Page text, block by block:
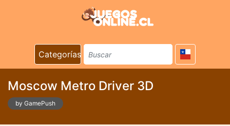
Categorías
Moscow Metro Driver 3D
by GamePush